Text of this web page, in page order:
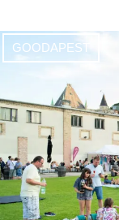
GOODAPEST